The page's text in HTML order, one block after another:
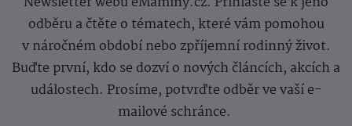
odběru a čtěte o tématech, které vám pomohou
v náročném období nebo zpříjemní rodinný život.
Buďte první, kdo se dozví o nových článcích, akcích a
událostech. Prosíme, potvrďte odběr ve vaší e-
mailové schránce.